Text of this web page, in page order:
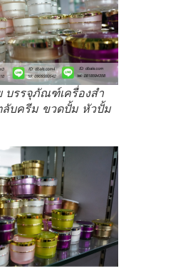
บรรจุภัณฑ์เครื่องสำ
ลับครีม ขวดปั้ม หัวปั้ม